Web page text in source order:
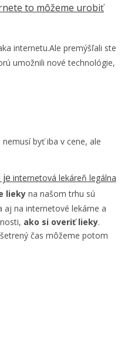
to môžeme urobiť
internetu.Ale premýšľali ste
umožnili nové technológie,
byť iba v cene, ale
je internetová lekáreň legálna
lieky na našom trhu sú
aj na internetové lekárne a
ako si overiť lieky.
čas môžeme potom